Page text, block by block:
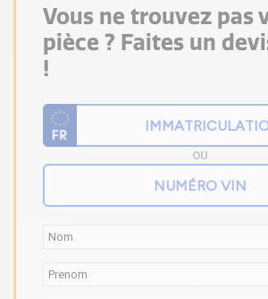
Vous ne trouvez pas
pièce ? Faites un
!
OU